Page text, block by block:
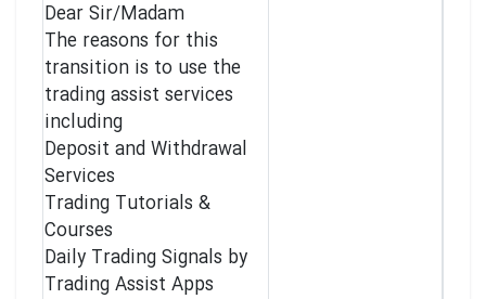
Dear Sir/Madam
The reasons for this
transition is to use the
trading assist services
including
Deposit and Withdrawal
Services
Trading Tutorials &
Courses
Daily Trading Signals by
Trading Assist Apps